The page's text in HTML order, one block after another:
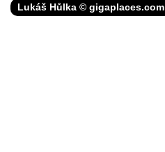
Lukáš Hůlka © gigaplaces.com